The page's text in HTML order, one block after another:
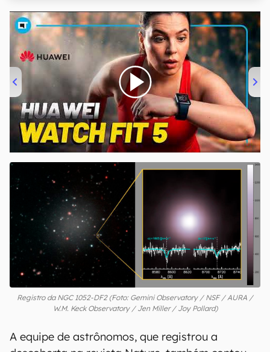
00:00/04:51
Registro da NGC 1052-DF2 (Foto: Gemini Observatory / NSF / AURA /
W.M. Keck Observatory / Jen Miller / Joy Pollard)
A equipe de astrônomos, que registrou a